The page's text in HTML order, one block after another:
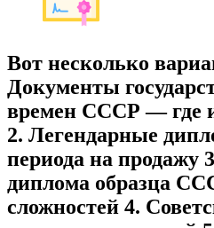
Вот несколько
Документы
времен СССР — где
2. Легендарные
периода на продажу
диплома образца
сложностей 4.